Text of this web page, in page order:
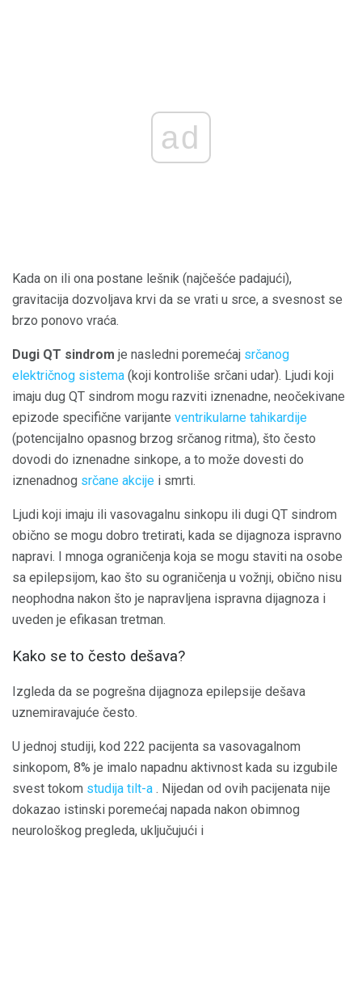
ad
Kada on ili ona postane lešnik (najčešće padajući),
gravitacija dozvoljava krvi da se vrati u srce, a svesnost se
brzo ponovo vraća.
Dugi QT sindrom je nasledni poremećaj srčanog
električnog sistema (koji kontroliše srčani udar). Ljudi koji
imaju dug QT sindrom mogu razviti iznenadne, neočekivane
epizode specifične varijante ventrikularne tahikardije
(potencijalno opasnog brzog srčanog ritma), što često
dovodi do iznenadne sinkope, a to može dovesti do
iznenadnog srčane akcije i smrti.
Ljudi koji imaju ili vasovagalnu sinkopu ili dugi QT sindrom
obično se mogu dobro tretirati, kada se dijagnoza ispravno
napravi. I mnoga ograničenja koja se mogu staviti na osobe
sa epilepsijom, kao što su ograničenja u vožnji, obično nisu
neophodna nakon što je napravljena ispravna dijagnoza i
uveden je efikasan tretman.
Kako se to često dešava?
Izgleda da se pogrešna dijagnoza epilepsije dešava
uznemiravajuće često.
U jednoj studiji, kod 222 pacijenta sa vasovagalnom
sinkopom, 8% je imalo napadnu aktivnost kada su izgubile
svest tokom studija tilt-a . Nijedan od ovih pacijenata nije
dokazao istinski poremećaj napada nakon obimnog
neurološkog pregleda, uključujući i